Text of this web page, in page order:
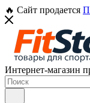
🔥 Сайт продается
Интернет-магазин